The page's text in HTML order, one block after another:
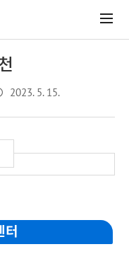
2023. 5. 15.
터